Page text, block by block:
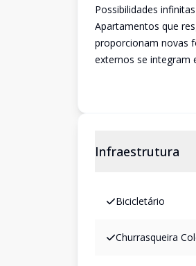
Possibilidades
Apartamentos que
proporcionam novas
externos se integram
Infraestrutura
Bicicletário
Churrasqueira